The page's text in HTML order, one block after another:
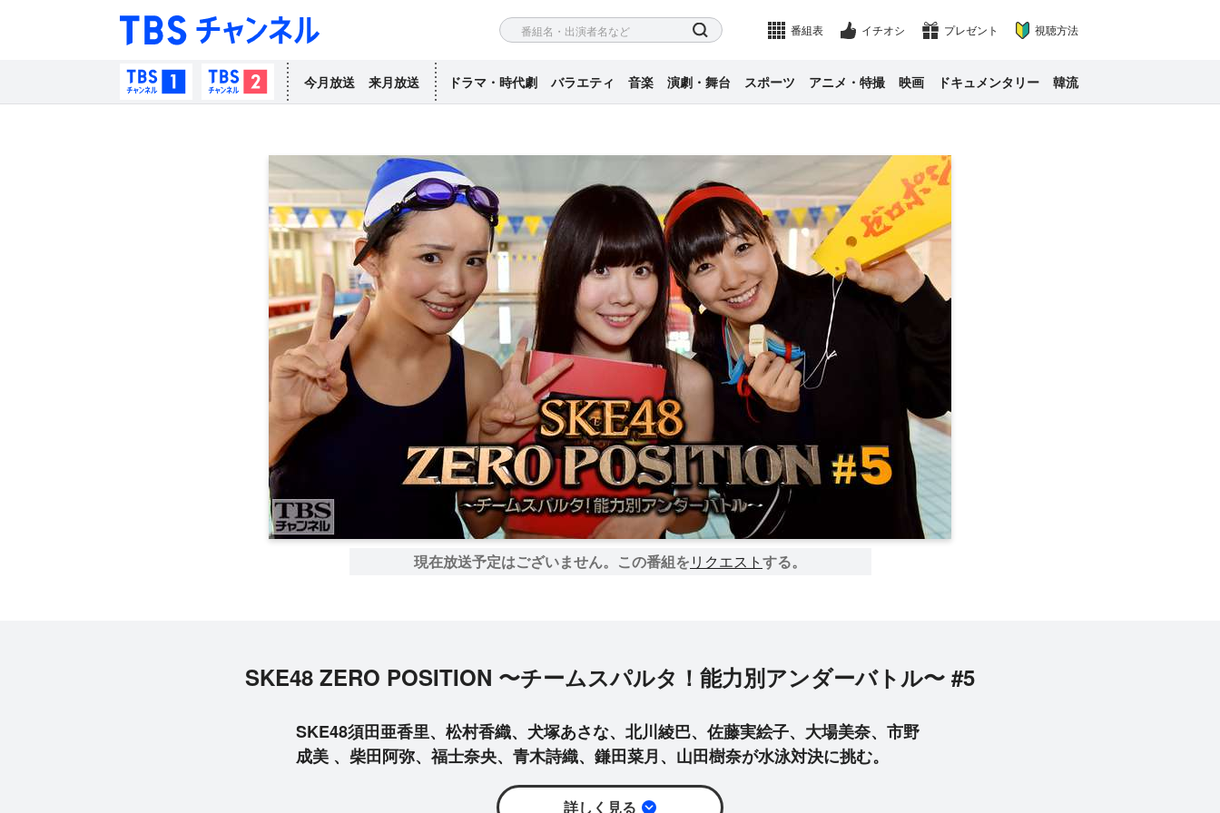
検索 番組表 イチオシ プレゼント 視聴方法
TBSチャンネル1TBSチャンネル2
今月放送 来月放送 ドラマ・時代劇 バラエティ 音楽 演劇・舞台 スポーツ アニメ・特撮 映画 ドキュメンタリー 韓流
現在放送予定はございません。 この番組をリクエストする。
SKE48 ZERO POSITION 〜チームスパルタ！能力別アンダーバトル〜 #5
SKE48須田亜香里、松村香織、犬塚あさな、北川綾巴、佐藤実絵子、大場美奈、市野
成美 、柴田阿弥、福士奈央、青木詩織、鎌田菜月、山田樹奈が水泳対決に挑む。
詳しく見る